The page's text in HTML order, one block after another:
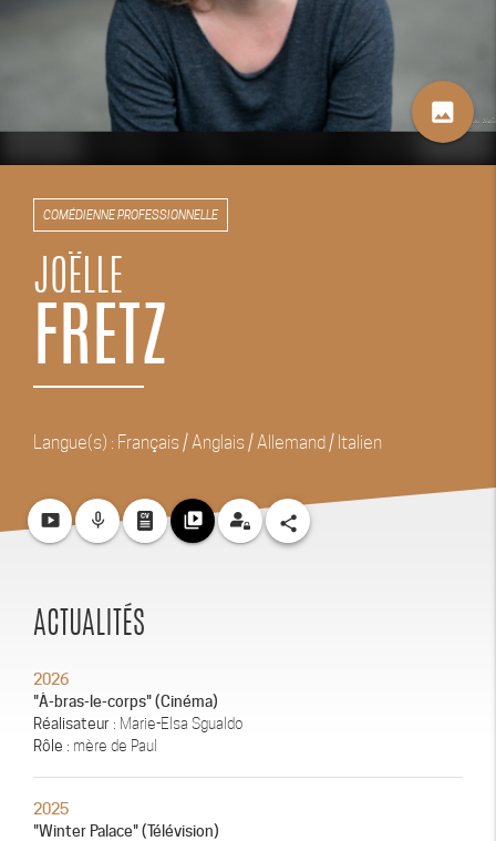
image
COMÉDIENNE PROFESSIONNELLE
JOËLLE
FRETZ
Langue(s) : Français / Anglais / Allemand / Italien
smart_display mic_none video_library share
ACTUALITÉS
2026
"À-bras-le-corps" (Cinéma)
Réalisateur : Marie-Elsa Sgualdo
Rôle : mère de Paul
2025
"Winter Palace" (Télévision)